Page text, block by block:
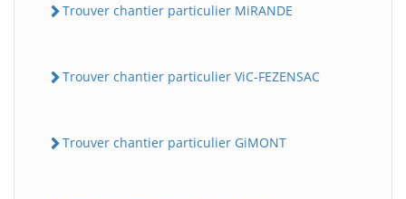
Trouver chantier particulier MiRANDE
Trouver chantier particulier ViC-FEZENSAC
Trouver chantier particulier GiMONT